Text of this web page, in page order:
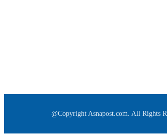
@Copyright Asnapost.com. All Rights